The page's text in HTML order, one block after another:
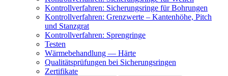
Kontrollverfahren: Sicherungsringe für Bohrungen
Kontrollverfahren: Grenzwerte – Kantenhöhe, Pitch
und Stanzgrat
Kontrollverfahren: Sprengringe
Testen
Wärmebehandlung — Härte
Qualitätsprüfungen bei Sicherungsringen
Zertifikate